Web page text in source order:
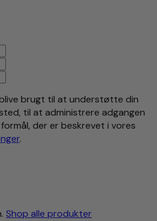
brugt til at understøtte din
til at administrere adgangen
der er beskrevet i vores
.
Shop alle produkter